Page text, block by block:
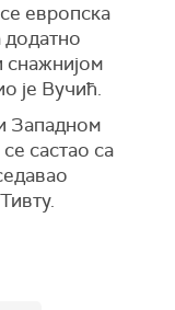
европска
додатно
снажнијом
је Вучић.
Западном
састао са